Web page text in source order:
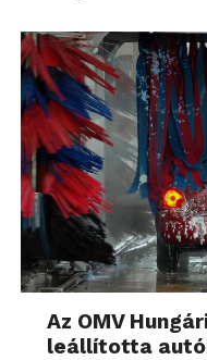
Az OMV
leállította